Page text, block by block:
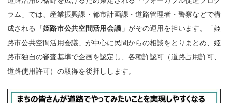
ラム」では、産業振興課・都市計画課・道路管理者・警察などで構
成される
「姫路市公共空間活用会議」 がその運用を担います。「姫
路市公共空間活用会議」が中心に民間からの相談をとりまとめ、姫
路市独自の審査基準で企画を認定し、各種許認可（道路占用許可、
道路使用許可）の取得を後押しします。